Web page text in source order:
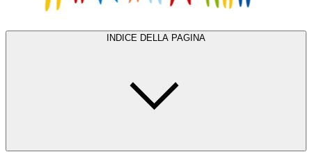
INDICE DELLA PAGINA